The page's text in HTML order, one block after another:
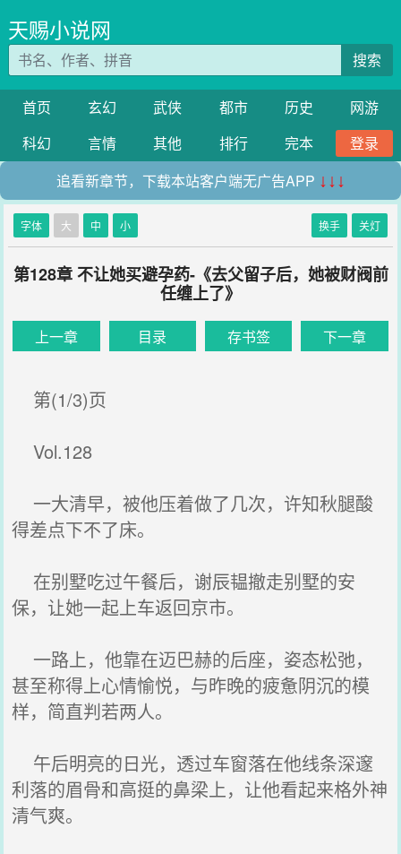
天赐小说网
搜索
首页 玄幻 武侠 都市 历史
网游
科幻
言情 其他 排行 完本
登录
追看新章节，下载本站客户端无广告APP ↓↓↓
字体 大 中 小 换手 关灯
第128章 不让她买避孕药-《去父留子后，她被财阀前
任缠上了》
上一章 目录 存书签 下一章
第(1/3)页
Vol.128
一大清早，被他压着做了几次，许知秋腿酸
得差点下不了床。
在别墅吃过午餐后，谢辰韫撤走别墅的安
保，让她一起上车返回京市。
一路上，他靠在迈巴赫的后座，姿态松弛，
甚至称得上心情愉悦，与昨晚的疲惫阴沉的模
样，简直判若两人。
午后明亮的日光，透过车窗落在他线条深邃
利落的眉骨和高挺的鼻梁上，让他看起来格外神
清气爽。